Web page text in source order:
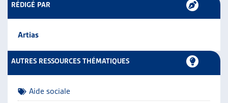
THÉMATIQUES
GUIDE SOCIAL ROMAND
AUTRES
L’ASSOCIATION
RÉDIGÉ PAR
Artias
AUTRES RESSOURCES THÉMATIQUES
Aide sociale